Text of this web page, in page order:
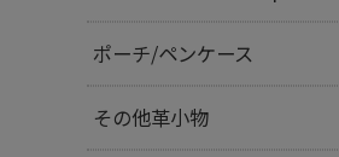
ポーチ/ペンケース
その他革小物